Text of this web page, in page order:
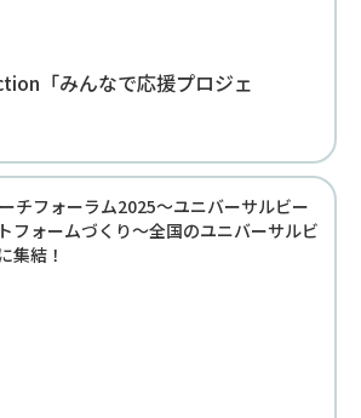
「みんなで応援プロジェ